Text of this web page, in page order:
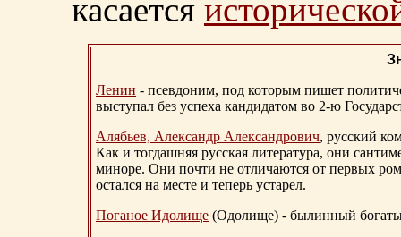
касается
Ленин - псевдоним, под которым пишет
выступал без успеха кандидатом во 2-ю
Алябьев, Александр Александрович, русский
Как и тогдашняя русская литература, они
миноре. Они почти не отличаются от первых
остался на месте и теперь устарел.
Поганое Идолище (Одолище) - былинный